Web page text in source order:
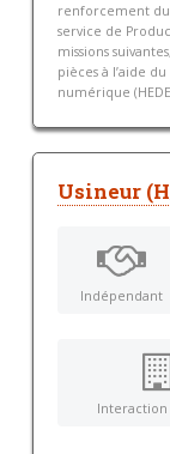
renforcement
service de
missions
pièces à l’aide
numérique
Usineur
Indépendant